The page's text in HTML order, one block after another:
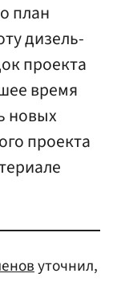
план
дизель-
проекта
время
новых
проекта
уточнил,